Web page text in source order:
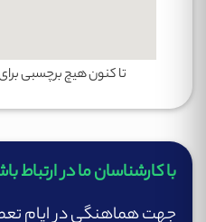
سلامتی و پیشگیری
تحول در مراقبت های
تا کنون هیچ برچسبی
با کارشناسان ما در ارتباط
جهت هماهنگی در ایام